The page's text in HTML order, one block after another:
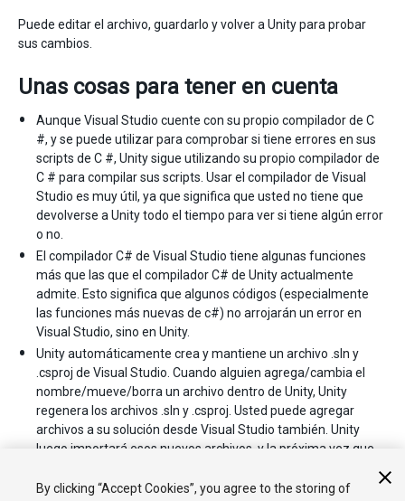
Puede editar el archivo, guardarlo y volver a Unity para probar
sus cambios.
Unas cosas para tener en cuenta
Aunque Visual Studio cuente con su propio compilador de C
#, y se puede utilizar para comprobar si tiene errores en sus
scripts de C #, Unity sigue utilizando su propio compilador de
C # para compilar sus scripts. Usar el compilador de Visual
Studio es muy útil, ya que significa que usted no tiene que
devolverse a Unity todo el tiempo para ver si tiene algún error
o no.
El compilador C# de Visual Studio tiene algunas funciones
más que las que el compilador C# de Unity actualmente
admite. Esto significa que algunos códigos (especialmente
las funciones más nuevas de c#) no arrojarán un error en
Visual Studio, sino en Unity.
Unity automáticamente crea y mantiene un archivo .sln y
.csproj de Visual Studio. Cuando alguien agrega/cambia el
nombre/mueve/borra un archivo dentro de Unity, Unity
regenera los archivos .sln y .csproj. Usted puede agregar
archivos a su solución desde Visual Studio también. Unity
luego importará esos nuevos archivos, y la próxima vez que
este nuevo archivo incluido.
By clicking “Accept Cookies”, you agree to the storing of